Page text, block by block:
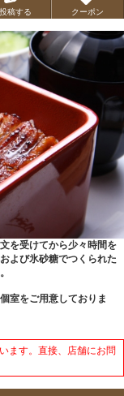
投稿する クーポン
経てうなぎ料理専門店と
を受けてから少々時間を
よび氷砂糖でつくられた
室をご用意しておりま
ます。直接、店舗にお問